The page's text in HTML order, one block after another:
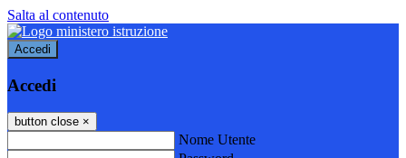
Salta al contenuto
Accedi
Accedi
button close ×
Nome Utente